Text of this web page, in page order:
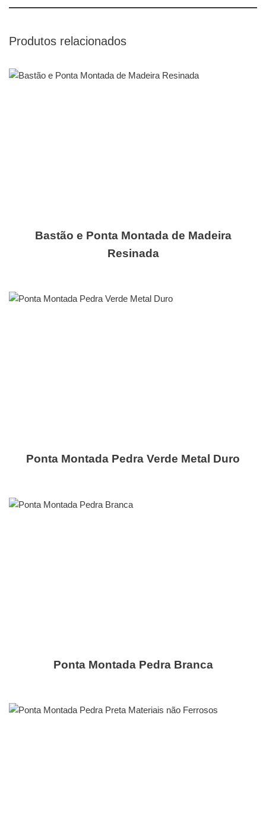
Produtos relacionados
Bastão e Ponta Montada de Madeira
Resinada
Ponta Montada Pedra Verde Metal Duro
Ponta Montada Pedra Branca